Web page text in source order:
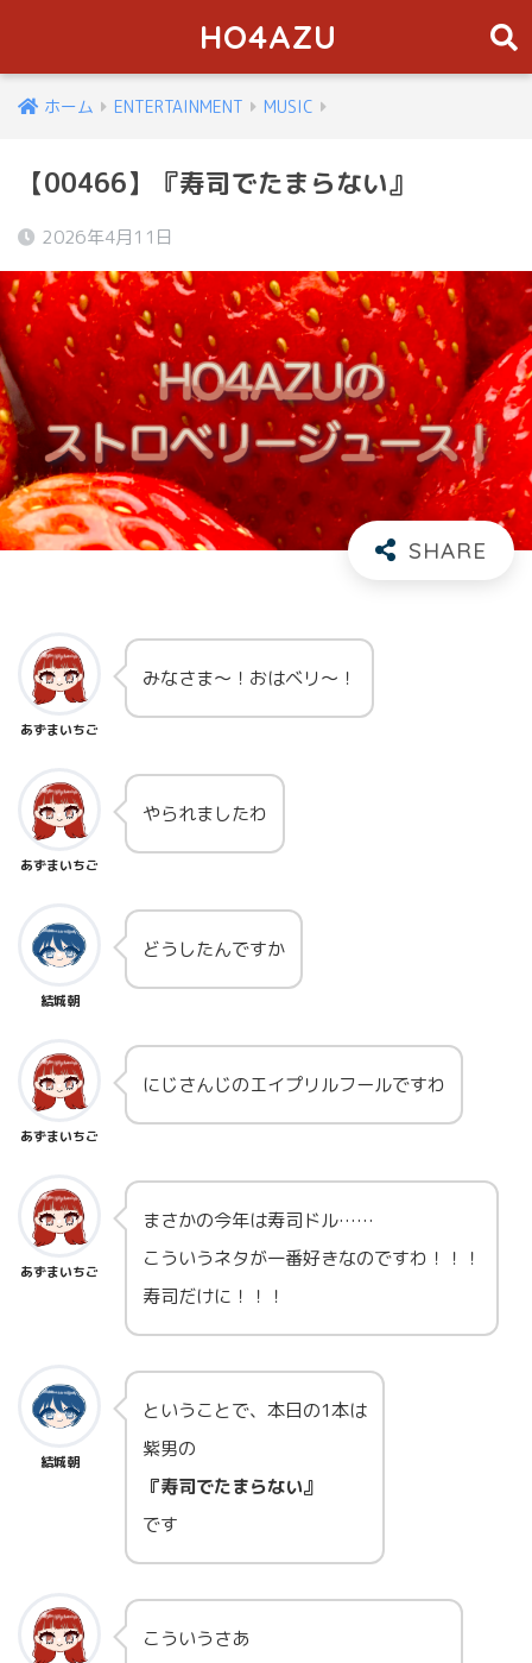
HO4AZU
ホーム ENTERTAINMENT MUSIC
【00466】『寿司でたまらない』
2026年4月11日
あずまいちご
みなさま～！おはベリ～！
あずまいちご
やられましたわ
結城朝
どうしたんですか
あずまいちご
にじさんじのエイプリルフールですわ
あずまいちご
まさかの今年は寿司ドル……
こういうネタが一番好きなのですわ！！！
寿司だけに！！！
結城朝
ということで、本日の1本は
紫男の
『寿司でたまらない』
です
こういうさあ